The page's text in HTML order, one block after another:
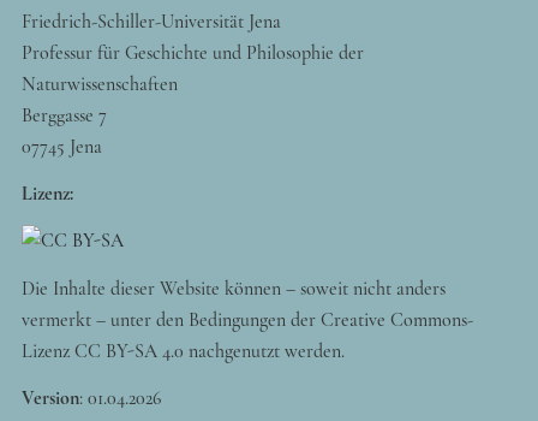
Friedrich-Schiller-Universität Jena
Professur für Geschichte und Philosophie der
Naturwissenschaften
Berggasse 7
07745 Jena
Lizenz:
Die Inhalte dieser Website können – soweit nicht anders
vermerkt – unter den Bedingungen der Creative Commons-
Lizenz CC BY-SA 4.0 nachgenutzt werden.
Version: 01.04.2026